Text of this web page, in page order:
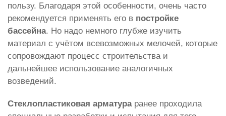
пользу. Благодаря этой особенности, очень часто
рекомендуется применять его в постройке
бассейна. Но надо немного глубже изучить
материал с учётом всевозможных мелочей, которые
сопровождают процесс строительства и
дальнейшее использование аналогичных
возведений.
Стеклопластиковая арматураранее проходила